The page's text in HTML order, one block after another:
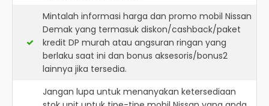
Mintalah informasi harga dan promo mobil Nissan
Demak yang termasuk diskon/cashback/paket
kredit DP murah atau angsuran ringan yang
berlaku saat ini dan bonus aksesoris/bonus2
lainnya jika tersedia.
Jangan lupa untuk menanyakan ketersediaan